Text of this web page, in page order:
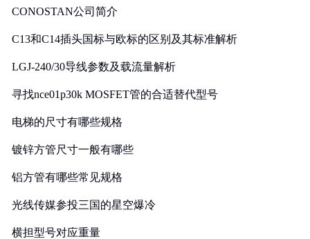
CONOSTAN公司简介
C13和C14插头国标与欧标的区别及其标准解析
LGJ-240/30导线参数及载流量解析
寻找nce01p30k MOSFET管的合适替代型号
电梯的尺寸有哪些规格
镀锌方管尺寸一般有哪些
铝方管有哪些常见规格
光线传媒参投三国的星空爆冷
横担型号对应重量